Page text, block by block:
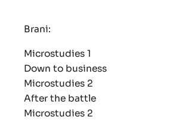
Brani:
Microstudies 1
Down to business
Microstudies 2
After the battle
Microstudies 2